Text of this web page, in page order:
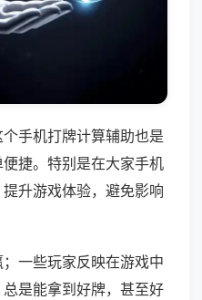
手机打牌计算辅助也是
捷。特别是在大家手机
升游戏体验，避免影响
一些玩家反映在游戏中
是能拿到好牌，甚至好